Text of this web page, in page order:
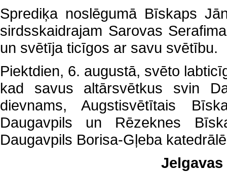
Sprediķa noslēgumā Bīskaps
sirdsskaidrajam Sarovas
un svētīja ticīgos ar savu svētību.
Piektdien, 6. augustā, svēto
kad savus altārsvētkus svin
dievnams, Augstisvētītais
Daugavpils un Rēzeknes
Daugavpils Borisa-Gļeba